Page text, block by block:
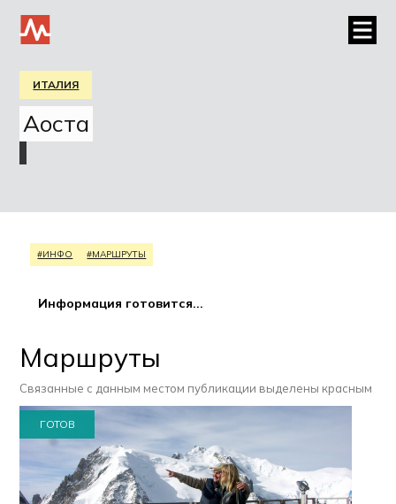
ИТАЛИЯ
Аоста
#ИНФО #МАРШРУТЫ
Информация готовится...
Маршруты
Связанные с данным местом публикации выделены красным
ГОТОВ